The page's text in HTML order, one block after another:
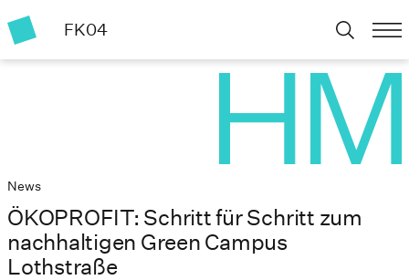
FK04
News
ÖKOPROFIT: Schritt für Schritt zum
nachhaltigen Green Campus
Lothstraße